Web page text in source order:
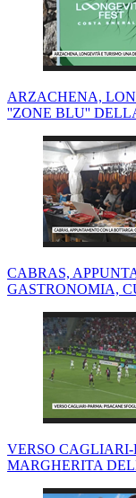
ARZACHENA,
''ZONE BLU''
CABRAS,
GASTRONOMIA,
VERSO
MARGHERITA